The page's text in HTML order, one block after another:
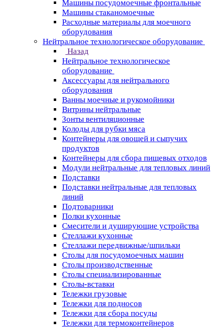
Машины посудомоечные фронтальные
Машины стаканомоечные
Расходные материалы для моечного
оборудования
Нейтральное технологическое оборудование
Назад
Нейтральное технологическое
оборудование
Аксессуары для нейтрального
оборудования
Ванны моечные и рукомойники
Витрины нейтральные
Зонты вентиляционные
Колоды для рубки мяса
Контейнеры для овощей и сыпучих
продуктов
Контейнеры для сбора пищевых отходов
Модули нейтральные для тепловых линий
Подставки
Подставки нейтральные для тепловых
линий
Подтоварники
Полки кухонные
Смесители и душирующие устройства
Стеллажи кухонные
Стеллажи передвижные/шпильки
Столы для посудомоечных машин
Столы производственные
Столы специализированные
Столы-вставки
Тележки грузовые
Тележки для подносов
Тележки для сбора посуды
Тележки для термоконтейнеров